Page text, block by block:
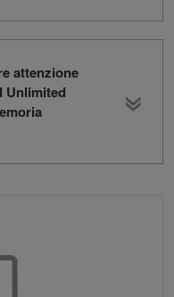
attenzione
Unlimited